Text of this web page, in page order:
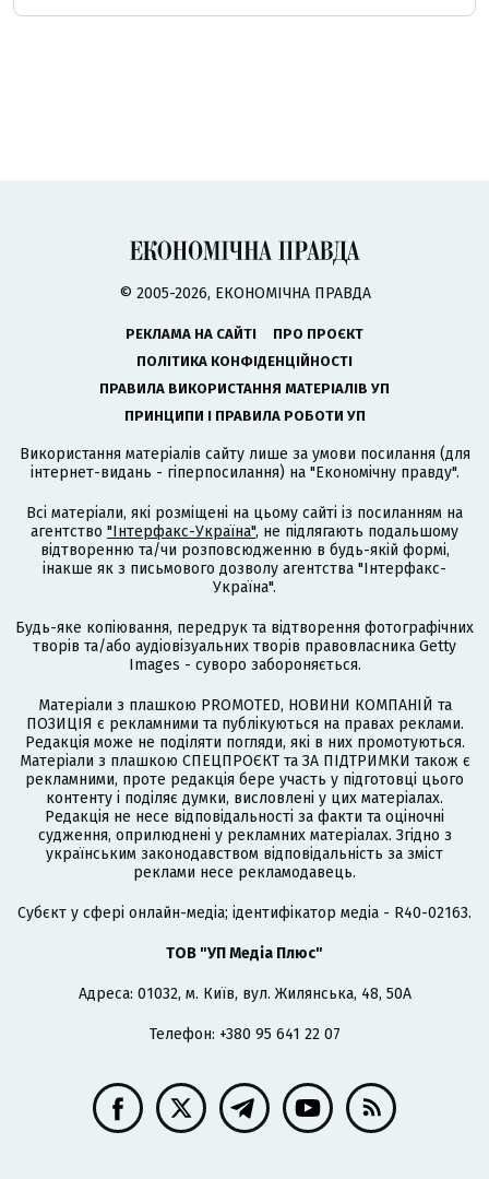
© 2005-2026, ЕКОНОМІЧНА ПРАВДА
РЕКЛАМА НА САЙТІ
ПРО ПРОЄКТ
ПОЛІТИКА КОНФІДЕНЦІЙНОСТІ
ПРАВИЛА ВИКОРИСТАННЯ МАТЕРІАЛІВ УП
ПРИНЦИПИ І ПРАВИЛА РОБОТИ УП
Використання матеріалів сайту лише за умови посилання (для
інтернет-видань - гіперпосилання) на "Економічну правду".
Всі матеріали, які розміщені на цьому сайті із посиланням на
агентство "Інтерфакс-Україна", не підлягають подальшому
відтворенню та/чи розповсюдженню в будь-якій формі,
інакше як з письмового дозволу агентства "Інтерфакс-
Україна".
Будь-яке копіювання, передрук та відтворення фотографічних
творів та/або аудіовізуальних творів правовласника Getty
Images - суворо забороняється.
Матеріали з плашкою PROMOTED, НОВИНИ КОМПАНІЙ та
ПОЗИЦІЯ є рекламними та публікуються на правах реклами.
Редакція може не поділяти погляди, які в них промотуються.
Матеріали з плашкою СПЕЦПРОЄКТ та ЗА ПІДТРИМКИ також є
рекламними, проте редакція бере участь у підготовці цього
контенту і поділяє думки, висловлені у цих матеріалах.
Редакція не несе відповідальності за факти та оціночні
судження, оприлюднені у рекламних матеріалах. Згідно з
українським законодавством відповідальність за зміст
реклами несе рекламодавець.
Cубєкт у сфері онлайн-медіа; ідентифікатор медіа - R40-02163.
ТОВ "УП Медіа Плюс"
Адреса: 01032, м. Київ, вул. Жилянська, 48, 50А
Телефон: +380 95 641 22 07